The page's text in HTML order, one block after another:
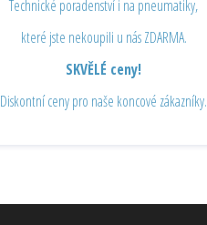
Technické poradenství i na pneumatiky,
které jste nekoupili u nás ZDARMA.
SKVĚLÉ ceny!
Diskontní ceny pro naše koncové zákazníky.